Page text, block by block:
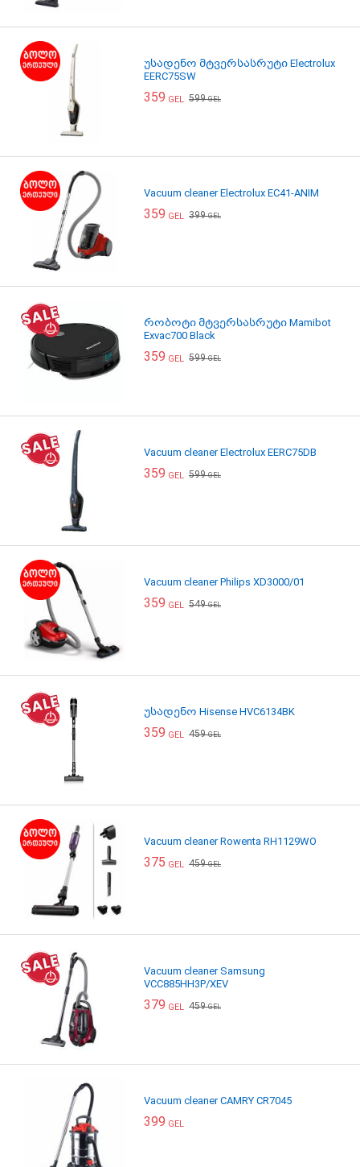
უსადენო მტვერსასრუტი Electrolux
EERC75SW
359 GEL 599GEL
Vacuum cleaner Electrolux EC41-ANIM
359 GEL 399GEL
რობოტი მტვერსასრუტი Mamibot
Exvac700 Black
359 GEL 599GEL
Vacuum cleaner Electrolux EERC75DB
359 GEL 599GEL
Vacuum cleaner Philips XD3000/01
359 GEL 549GEL
უსადენო Hisense HVC6134BK
359 GEL 459GEL
Vacuum cleaner Rowenta RH1129WO
375 GEL 459GEL
Vacuum cleaner Samsung
VCC885HH3P/XEV
379 GEL 459GEL
Vacuum cleaner CAMRY CR7045
399 GEL